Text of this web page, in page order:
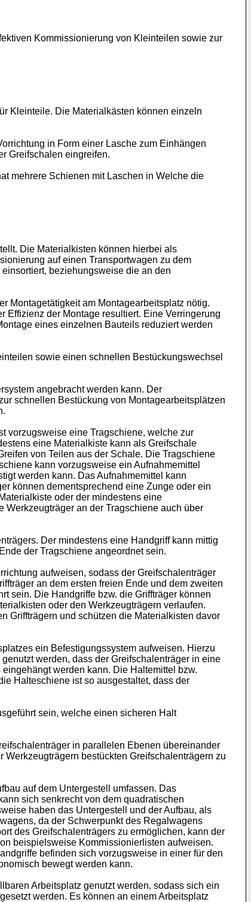
Kommissionierung von Kleinteilen sowie zur
Kleinteile. Die Materialkästen können einzeln
in Form einer Lasche zum Einhängen
Greifschalen eingreifen.
mehrere Schienen mit Laschen in Welche die
Die Materialkisten können hierbei als
auf einen Transportwagen zu dem
beziehungsweise die an den
Montagetätigkeit am Montagearbeitsplatz nötig.
Effizienz der Montage resultiert. Eine Verringerung
eines einzelnen Bauteils reduziert werden
sowie einen schnellen Bestückungswechsel
angebracht werden kann. Der
schnellen Bestückung von Montagearbeitsplätzen
vorzugsweise eine Tragschiene, welche zur
eine Materialkiste kann als Greifschale
von Teilen aus der Schale. Die Tragschiene
kann vorzugsweise ein Aufnahmemittel
werden kann. Das Aufnahmemittel kann
können dementsprechend eine Zunge oder ein
oder der mindestens eine
an der Tragschiene auch über
Der mindestens eine Handgriff kann mittig
der Tragschiene angeordnet sein.
aufweisen, sodass der Greifschalenträger
an dem ersten freien Ende und dem zweiten
sein. Die Handgriffe bzw. die Griffträger können
oder den Werkzeugträgern verlaufen.
Griffträgern und schützen die Materialkisten davor
ein Befestigungssystem aufweisen. Hierzu
werden, dass der Greifschalenträger in eine
werden kann. Die Haltemittel bzw.
Halteschiene ist so ausgestaltet, dass der
sein, welche einen sicheren Halt
in parallelen Ebenen übereinander
bestückten Greifschalenträgern zu
auf dem Untergestell umfassen. Das
sich senkrecht von dem quadratischen
haben das Untergestell und der Aufbau, als
da der Schwerpunkt des Regalwagens
des Greifschalenträgers zu ermöglichen, kann der
beispielsweise Kommissionierlisten aufweisen.
befinden sich vorzugsweise in einer für den
bewegt werden kann.
Arbeitsplatz genutzt werden, sodass sich ein
werden. Es können an einem Arbeitsplatz